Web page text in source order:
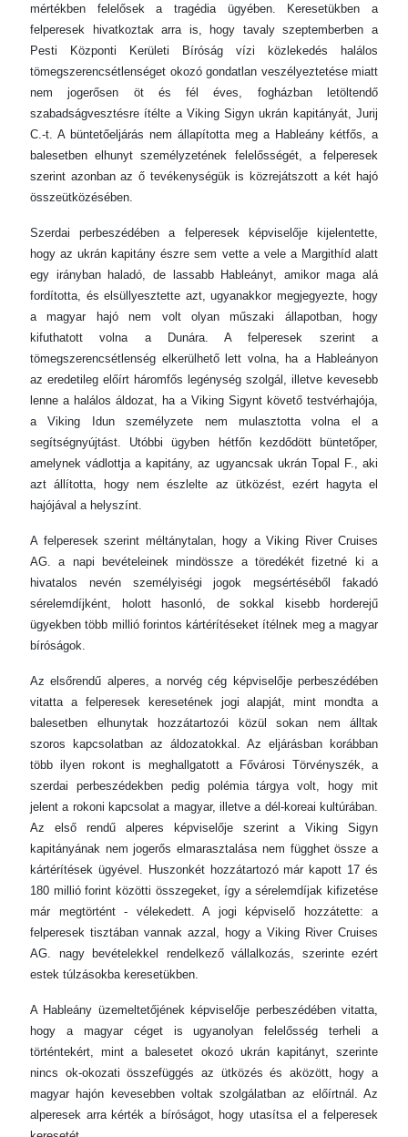
mértékben felelősek a tragédia ügyében. Keresetükben a
felperesek hivatkoztak arra is, hogy tavaly szeptemberben a
Pesti Központi Kerületi Bíróság vízi közlekedés halálos
tömegszerencsétlenséget okozó gondatlan veszélyez­tetése miatt
nem jogerősen öt és fél éves, fogházban letöltendő
szabadságvesztésre ítélte a Viking Sigyn ukrán kapitányát, Jurij
C.-t. A büntetőeljárás nem állapította meg a Hableány kétfős, a
balesetben elhunyt személyzetének felelősségét, a felperesek
szerint azonban az ő tevékenységük is közrejátszott a két hajó
összeütközésében.
Szerdai perbeszédében a felperesek képviselője kijelentette,
hogy az ukrán kapitány észre sem vette a vele a Margithíd alatt
egy irányban haladó, de lassabb Hableányt, amikor maga alá
fordította, és elsüllyesztette azt, ugyanakkor megjegyezte, hogy
a magyar hajó nem volt olyan műszaki állapotban, hogy
kifuthatott volna a Dunára. A felperesek szerint a
tömegszerencsétlenség elkerülhető lett volna, ha a Hableányon
az eredetileg előírt háromfős legénység szolgál, illetve kevesebb
lenne a halálos áldozat, ha a Viking Sigynt követő testvérhajója,
a Viking Idun személyzete nem mulasztotta volna el a
segítségnyújtást. Utóbbi ügyben hétfőn kezdődött büntetőper,
amelynek vádlottja a kapitány, az ugyancsak ukrán Topal F., aki
azt állította, hogy nem észlelte az ütközést, ezért hagyta el
hajójával a helyszínt.
A felperesek szerint méltánytalan, hogy a Viking River Cruises
AG. a napi bevételeinek mindössze a töredékét fizetné ki a
hivatalos nevén személyiségi jogok megsértéséből fakadó
sérelemdíjként, holott hasonló, de sokkal kisebb horderejű
ügyekben több millió forintos kártérítéseket ítélnek meg a magyar
bíróságok.
Az elsőrendű alperes, a norvég cég képviselője perbeszédében
vitatta a felperesek keresetének jogi alapját, mint mondta a
balesetben elhunytak hozzátartozói közül sokan nem álltak
szoros kapcsolatban az áldozatokkal. Az eljárásban korábban
több ilyen rokont is meghallgatott a Fővárosi Törvényszék, a
szerdai perbeszédekben pedig polémia tárgya volt, hogy mit
jelent a rokoni kapcsolat a magyar, illetve a dél-koreai kultúrában.
Az első rendű alperes képviselője szerint a Viking Sigyn
kapitányának nem jogerős elmarasztalása nem függhet össze a
kártérítések ügyével. Huszonkét hozzátartozó már kapott 17 és
180 millió forint közötti összegeket, így a sérelemdíjak kifizetése
már megtörtént - vélekedett. A jogi képviselő hozzátette: a
felperesek tisztában vannak azzal, hogy a Viking River Cruises
AG. nagy bevételekkel rendelkező vállalkozás, szerinte ezért
estek túlzásokba keresetükben.
A Hableány üzemeltetőjének képviselője perbeszédében vitatta,
hogy a magyar céget is ugyanolyan felelősség terheli a
történtekért, mint a balesetet okozó ukrán kapitányt, szerinte
nincs ok-okozati összefüggés az ütközés és aközött, hogy a
magyar hajón kevesebben voltak szolgálatban az előírtnál. Az
alperesek arra kérték a bíróságot, hogy utasítsa el a felperesek